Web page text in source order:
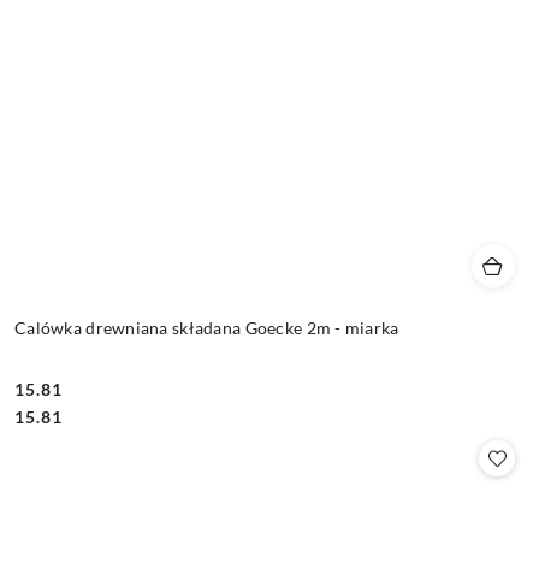
Calówka drewniana składana Goecke 2m - miarka
Cena:
15.81
Cena:
15.81